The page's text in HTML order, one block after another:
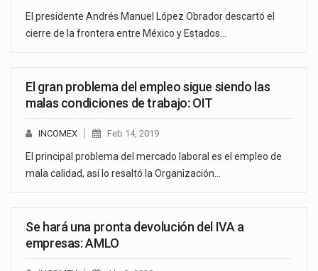
El presidente Andrés Manuel López Obrador descartó el
cierre de la frontera entre México y Estados…
El gran problema del empleo sigue siendo las
malas condiciones de trabajo: OIT
INCOMEX Feb 14, 2019
El principal problema del mercado laboral es el empleo de
mala calidad, así lo resaltó la Organización…
Se hará una pronta devolución del IVA a
empresas: AMLO